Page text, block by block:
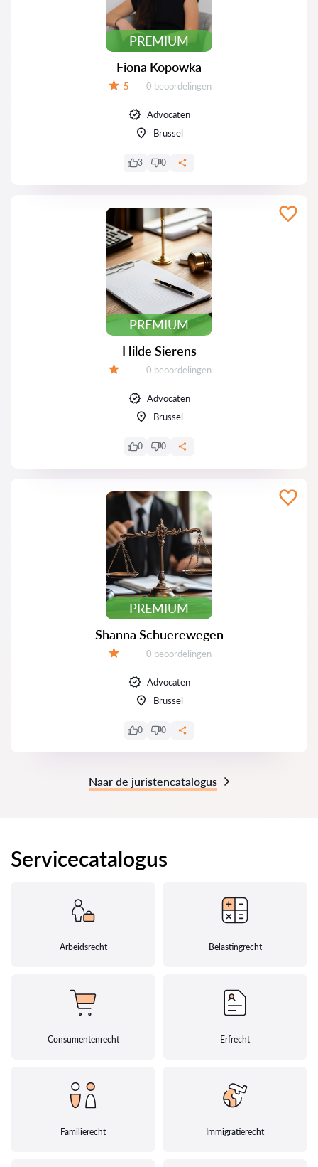
PREMIUM
Fiona Kopowka
5 Beoordelingen:
0 beoordelingen
Advocaten
Brussel
3 0
PREMIUM
Hilde Sierens
Beoordelingen:
0 beoordelingen
Advocaten
Brussel
0 0
PREMIUM
Shanna Schuerewegen
Beoordelingen:
0 beoordelingen
Advocaten
Brussel
0 0
Naar de juristencatalogus
Servicecatalogus
Arbeidsrecht Belastingrecht
Consumentenrecht Erfrecht
Familierecht Immigratierecht